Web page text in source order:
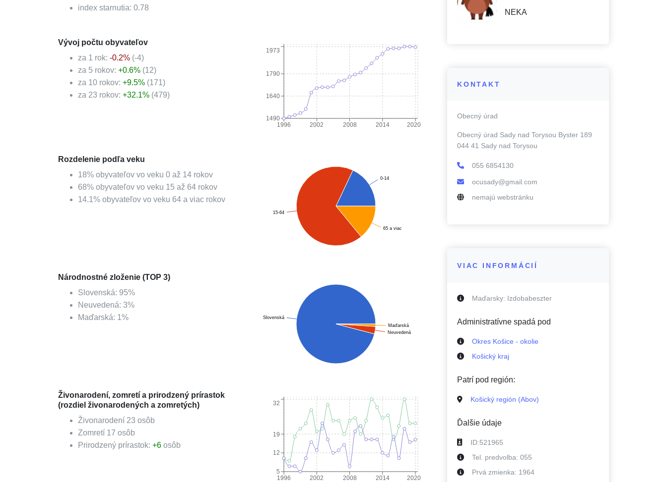
index starnutia: 0.78
Vývoj počtu obyvateľov
za 1 rok: -0.2% (-4)
za 5 rokov: +0.6% (12)
za 10 rokov: +9.5% (171)
za 23 rokov: +32.1% (479)
1996 2002 2008 2014 2020
1490
1640
1790
1973
Rozdelenie podľa veku
18% obyvateľov vo veku 0 až 14 rokov
68% obyvateľov vo veku 15 až 64 rokov
14.1% obyvateľov vo veku 64 a viac rokov
0-14
15-64
65 a viac
Národnostné zloženie (TOP 3)
Slovenská: 95%
Neuvedená: 3%
Maďarská: 1% Slovenská
Neuvedená
Maďarská
Živonarodení, zomretí a prirodzený prírastok
(rozdiel živonarodených a zomretých)
Živonarodení 23 osôb
Zomretí 17 osôb
Prirodzený prírastok: +6 osôb
1996 2002 2008 2014 2020
5
12
19
32
NEKA
KONTAKT
Obecný úrad
Obecný úrad Sady nad Torysou Byster 189
044 41 Sady nad Torysou
055 6854130
ocusady@gmail.com
nemajú webstránku
VIAC INFORMÁCIÍ
Maďarsky: Izdobabeszter
Administratívne spadá pod
Okres Košice - okolie
Košický kraj
Patrí pod región:
Košický región (Abov)
Ďalšie údaje
ID:521965
Tel. predvolba: 055
Prvá zmienka: 1964